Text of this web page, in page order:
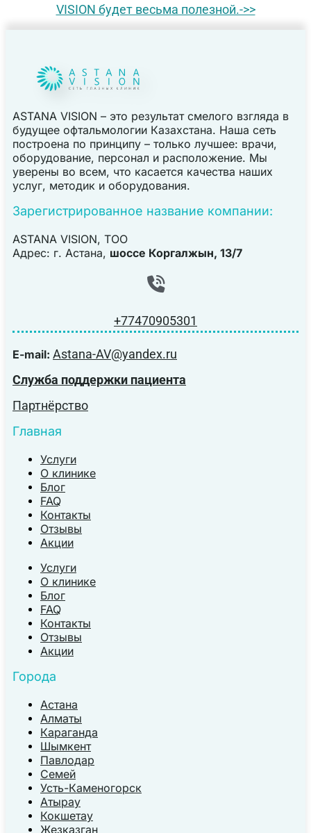
VISION будет весьма полезной.->>
ASTANA VISION – это результат смелого взгляда в
будущее офтальмологии Казахстана. Наша сеть
построена по принципу – только лучшее: врачи,
оборудование, персонал и расположение. Мы
уверены во всем, что касается качества наших
услуг, методик и оборудования.
Зарегистрированное название компании:
ASTANA VISION, TOO
Адрес: г. Астана, шоссе Коргалжын, 13/7
+77470905301
E-mail: Astana-AV@yandex.ru
Служба поддержки пациента
Партнёрство
Главная
Услуги
О клинике
Блог
FAQ
Контакты
Отзывы
Акции
Услуги
О клинике
Блог
FAQ
Контакты
Отзывы
Акции
Города
Астана
Алматы
Караганда
Шымкент
Павлодар
Семей
Усть-Каменогорск
Атырау
Кокшетау
Жезказган